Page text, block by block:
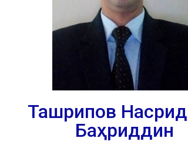
Ташрипов
Баҳриддин